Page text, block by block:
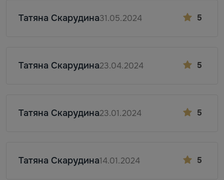
5
Татяна Скарудина31.05.2024
5
Татяна Скарудина23.04.2024
5
Татяна Скарудина23.01.2024
5
Татяна Скарудина14.01.2024